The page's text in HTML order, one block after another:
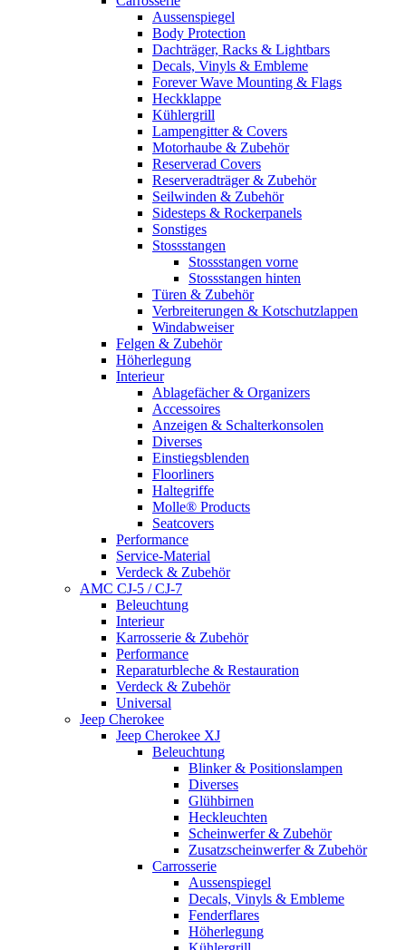
Aussenspiegel
Body Protection
Dachträger, Racks & Lightbars
Decals, Vinyls & Embleme
Forever Wave Mounting & Flags
Heckklappe
Kühlergrill
Lampengitter & Covers
Motorhaube & Zubehör
Reserverad Covers
Reserveradträger & Zubehör
Seilwinden & Zubehör
Sidesteps & Rockerpanels
Sonstiges
Stossstangen
Stossstangen vorne
Stossstangen hinten
Türen & Zubehör
Verbreiterungen & Kotschutzlappen
Windabweiser
Felgen & Zubehör
Höherlegung
Interieur
Ablagefächer & Organizers
Accessoires
Anzeigen & Schalterkonsolen
Diverses
Einstiegsblenden
Floorliners
Haltegriffe
Molle® Products
Seatcovers
Performance
Service-Material
Verdeck & Zubehör
AMC CJ-5 / CJ-7
Beleuchtung
Interieur
Karrosserie & Zubehör
Performance
Reparaturbleche & Restauration
Verdeck & Zubehör
Universal
Jeep Cherokee
Jeep Cherokee XJ
Beleuchtung
Blinker & Positionslampen
Diverses
Glühbirnen
Heckleuchten
Scheinwerfer & Zubehör
Zusatzscheinwerfer & Zubehör
Carrosserie
Aussenspiegel
Decals, Vinyls & Embleme
Fenderflares
Höherlegung